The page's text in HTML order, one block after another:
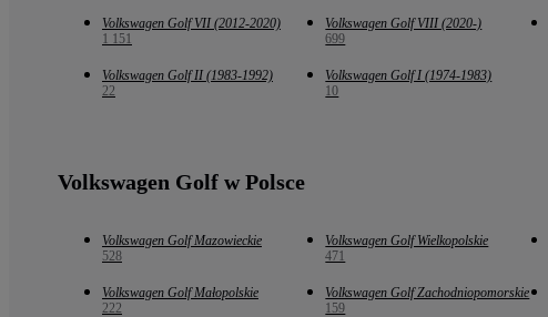
Volkswagen Golf VII (2012-2020)
1 151
Volkswagen Golf VIII (2020-)
699
Volkswagen Golf II (1983-1992)
22
Volkswagen Golf I (1974-1983)
10
Volkswagen Golf w Polsce
Volkswagen Golf Mazowieckie
528
Volkswagen Golf Wielkopolskie
471
Volkswagen Golf Małopolskie
222
Volkswagen Golf Zachodniopomorskie
159